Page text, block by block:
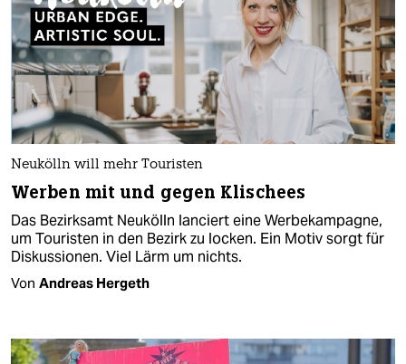
Neukölln will mehr Touristen
Werben mit und gegen Klischees
Das Bezirksamt Neukölln lanciert eine Werbekampagne,
um Touristen in den Bezirk zu locken. Ein Motiv sorgt für
Diskussionen. Viel Lärm um nichts.
Von Andreas Hergeth